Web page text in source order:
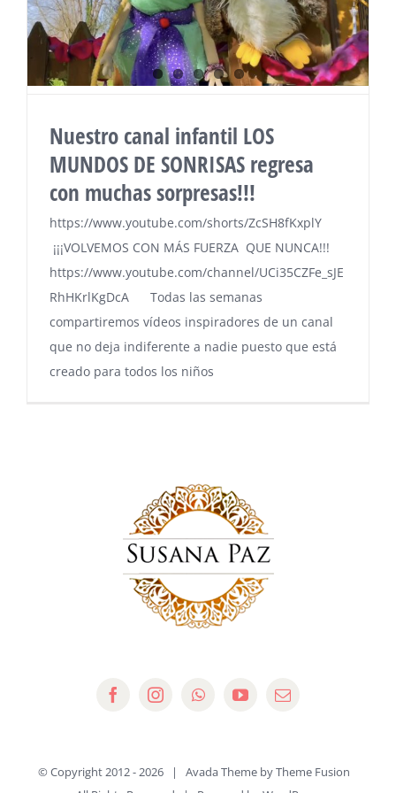
Nuestro canal infantil LOS
MUNDOS DE SONRISAS regresa
con muchas sorpresas!!!
https://www.youtube.com/shorts/ZcSH8fKxplY
¡¡¡VOLVEMOS CON MÁS FUERZA QUE NUNCA!!!
https://www.youtube.com/channel/UCi35CZFe_sJE
RhHKrlKgDcA Todas las semanas
compartiremos vídeos inspiradores de un canal
que no deja indiferente a nadie puesto que está
creado para todos los niños
© Copyright 2012 -2026 | Avada Theme byTheme Fusion